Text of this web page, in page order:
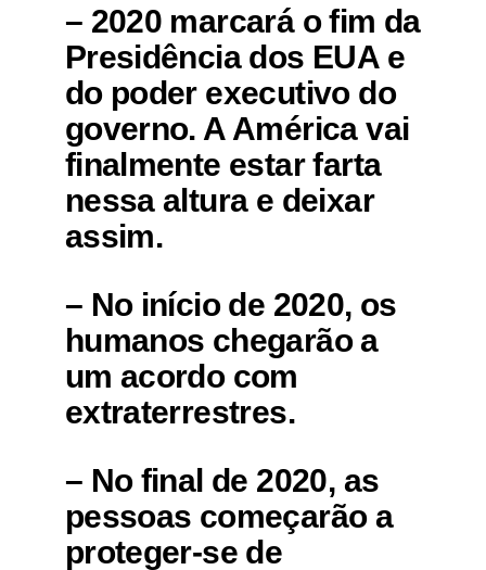
– 2020 marcará o fim da
Presidência dos EUA e
do poder executivo do
governo. A América vai
finalmente estar farta
nessa altura e deixar
assim.
– No início de 2020, os
humanos chegarão a
um acordo com
extraterrestres.
– No final de 2020, as
pessoas começarão a
proteger-se de